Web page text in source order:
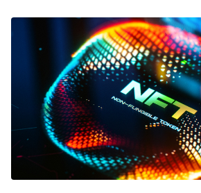
대한 정보를 …